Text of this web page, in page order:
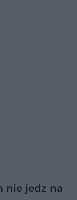
nie jedz na